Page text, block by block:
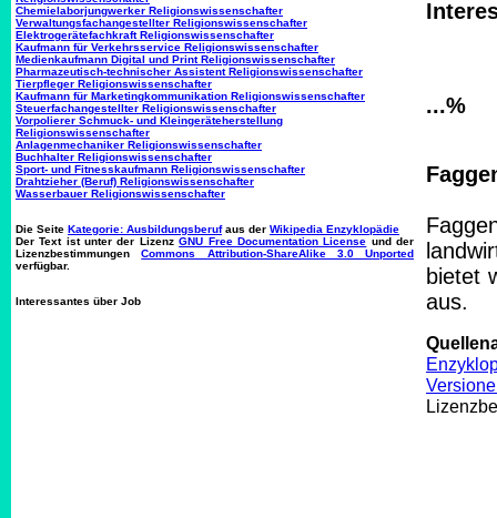
Chemielaborjungwerker Religionswissenschafter
Verwaltungsfachangestellter Religionswissenschafter
Elektrogerätefachkraft Religionswissenschafter
Kaufmann für Verkehrsservice Religionswissenschafter
Medienkaufmann Digital und Print Religionswissenschafter
Pharmazeutisch-technischer Assistent Religionswissenschafter
Tierpfleger Religionswissenschafter
Kaufmann für Marketingkommunikation Religionswissenschafter
Steuerfachangestellter Religionswissenschafter
Vorpolierer Schmuck- und Kleingeräteherstellung
Religionswissenschafter
Anlagenmechaniker Religionswissenschafter
Buchhalter Religionswissenschafter
Sport- und Fitnesskaufmann Religionswissenschafter
Drahtzieher (Beruf) Religionswissenschafter
Wasserbauer Religionswissenschafter
Die Seite Kategorie: Ausbildungsberufaus der Wikipedia Enzyklopädie
Der Text ist unter der LizenzGNU Free Documentation License und der
LizenzbestimmungenCommons Attribution-ShareAlike 3.0 Unported
verfügbar.
Interessantes über Job
...%
bietet
aus.